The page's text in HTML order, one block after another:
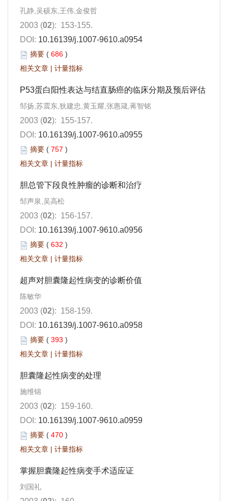
孔静,吴硕东,王伟,金俊哲
2003 (02): 153-155.
DOI: 10.16139/j.1007-9610.a0954
摘要 ( 686 )
相关文章 | 计量指标
P53蛋白阳性表达与结直肠癌的临床分期及预后评估
邹扬,苏震东,狄建忠,黄玉耀,张惠箴,蒋智铭
2003 (02): 155-157.
DOI: 10.16139/j.1007-9610.a0955
摘要 ( 757 )
相关文章 | 计量指标
胆总管下段良性肿瘤的诊断和治疗
邹声泉,吴高松
2003 (02): 156-157.
DOI: 10.16139/j.1007-9610.a0956
摘要 ( 632 )
相关文章 | 计量指标
超声对胆囊隆起性病变的诊断价值
陈敏华
2003 (02): 158-159.
DOI: 10.16139/j.1007-9610.a0958
摘要 ( 393 )
相关文章 | 计量指标
胆囊隆起性病变的处理
施维锦
2003 (02): 159-160.
DOI: 10.16139/j.1007-9610.a0959
摘要 ( 470 )
相关文章 | 计量指标
掌握胆囊隆起性病变手术适应证
刘国礼